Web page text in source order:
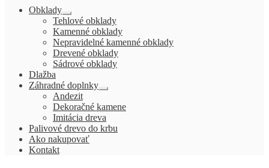
Obklady
Rozbaliť
podradené
menu
Tehlové obklady
Kamenné obklady
Nepravidelné kamenné obklady
Drevené obklady
Sádrové obklady
Dlažba
Záhradné doplnky
Rozbaliť
menu
Andezit
Dekoračné kamene
Imitácia dreva
Palivové drevo do krbu
Ako nakupovať
Kontakt